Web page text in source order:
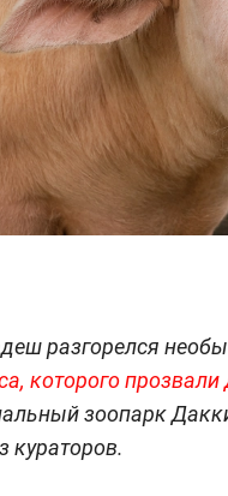
разгорелся
которого
зоопарк
кураторов.